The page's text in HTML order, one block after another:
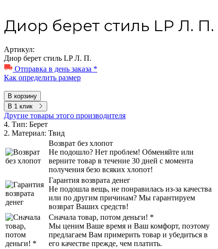
Диор берет стиль LP Л. П.
Артикул:
Диор берет стиль LP Л. П.
Отправка в день заказа *
Как определить размер
В корзину
В 1 клик
Другие товары этого производителя
4. Тип: Берет
2. Материал: Твид
Возврат без хлопот
Не подошло? Нет проблем! Обменяйте или
верните товар в течение 30 дней с момента
получения безо всяких хлопот!
Гарантия возврата денег
Не подошла вещь, не понравилась из-за качества
или по другим причинам? Мы гарантируем
возврат Ваших средств!
Сначала товар, потом деньги! *
Мы ценим Ваше время и Ваш комфорт, поэтому
предлагаем Вам примерить товар и убедиться в
его качестве прежде, чем платить.